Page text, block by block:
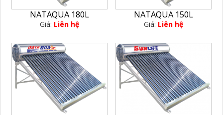
NATAQUA 180L
Giá: Liên hệ
NATAQUA 150L
Giá: Liên hệ